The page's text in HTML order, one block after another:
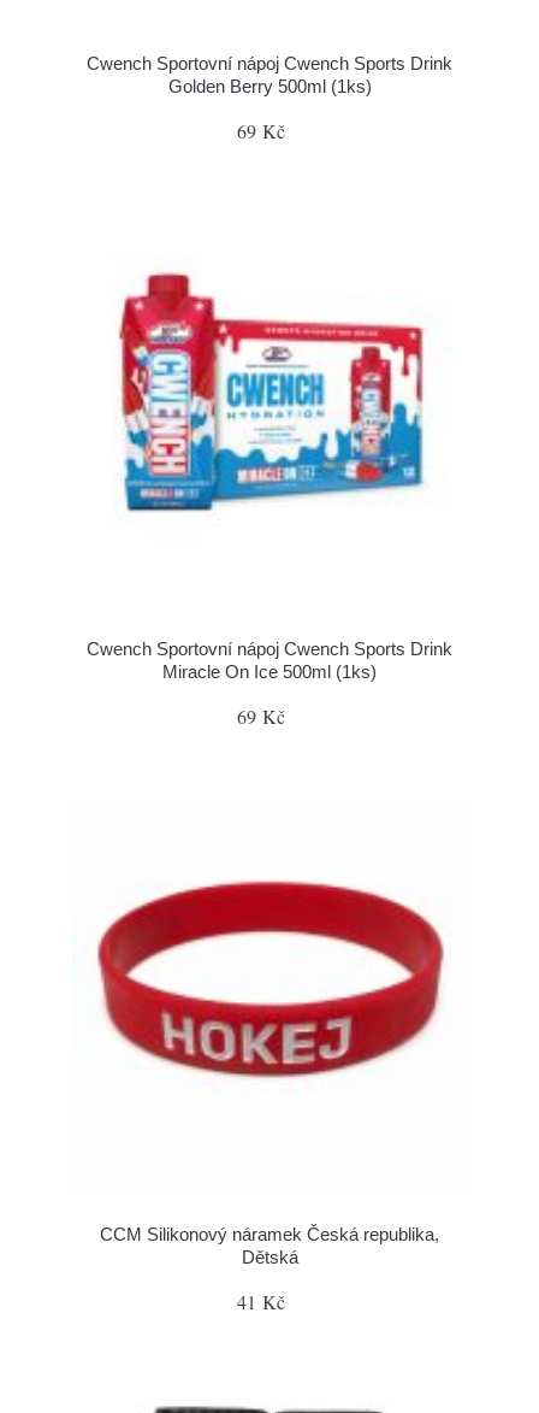
Cwench Sportovní nápoj Cwench Sports Drink
Golden Berry 500ml (1ks)
69 Kč
Cwench Sportovní nápoj Cwench Sports Drink
Miracle On Ice 500ml (1ks)
69 Kč
CCM Silikonový náramek Česká republika,
Dětská
41 Kč